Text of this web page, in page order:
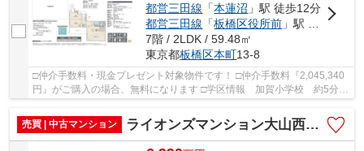
都営三田線 「本蓮沼 」駅 徒歩12分
都営三田線 「板橋区役所前 」駅 徒歩17分
7階 / 2LDK / 59.48㎡
東京都板橋区本町13-8
□仲介手数料・現金プレゼント対象物件です！ □仲介手数料『2,045,340
円』がご購入の場合、無料になります □学区情報 加賀小学校 約5分
売買 | 中古マンション
ライオンズマンション大山西町 仲介手数料無料＋40万円現金プレゼント中